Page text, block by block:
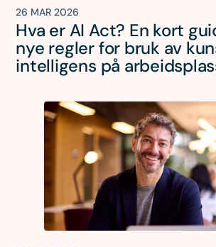
26 MAR 2026
Hva er AI Act? En kort
nye regler for bruk av
intelligens på